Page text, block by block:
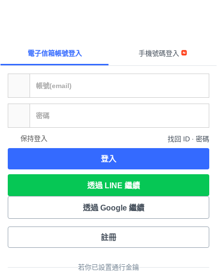
電子信箱帳號登入 手機號碼登入
保持登入 找回 ID ∙ 密碼
登入
透過 LINE 繼續
透過 Google 繼續
註冊
若你已設置通行金鑰